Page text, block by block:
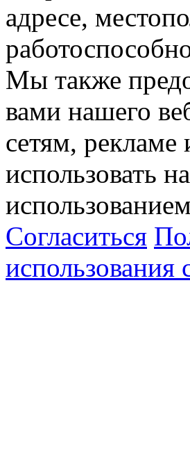
адресе,
Мы также
вами нашего
сетям,
использовать
Согласиться
использования